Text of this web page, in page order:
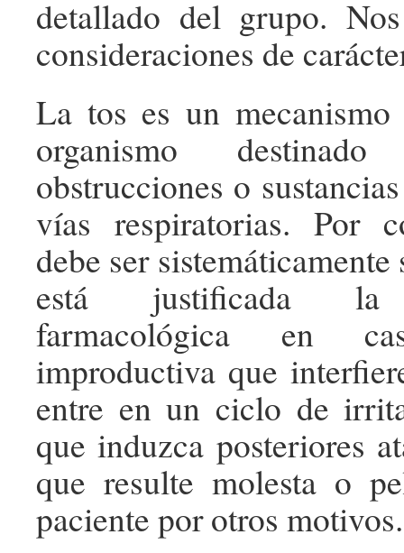
detallado del grupo.
consideraciones de
La tos es un mecanismo
organismo
obstrucciones o
vías respiratorias. Por
debe ser
está justificada la
farmacológica en
improductiva que
entre en un ciclo de
que induzca posteriores
que resulte molesta o
paciente por otros motivos.